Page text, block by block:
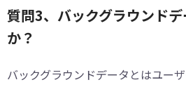
質問3、バックグラウンド
か？
バックグラウンドデータとはユー